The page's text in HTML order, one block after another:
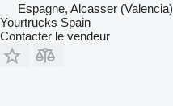
Espagne, Alcasser (Valencia)
Yourtrucks Spain
Contacter le vendeur